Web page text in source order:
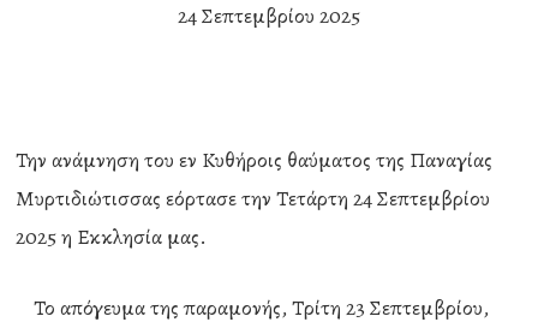
24 Σεπτεμβρίου 2025
Την ανάμνηση του εν Κυθήροις θαύματος της Παναγίας
Μυρτιδιώτισσας εόρτασε την Τετάρτη 24 Σεπτεμβρίου
2025 η Εκκλησία μας.
Το απόγευμα της παραμονής, Τρίτη 23 Σεπτεμβρίου,